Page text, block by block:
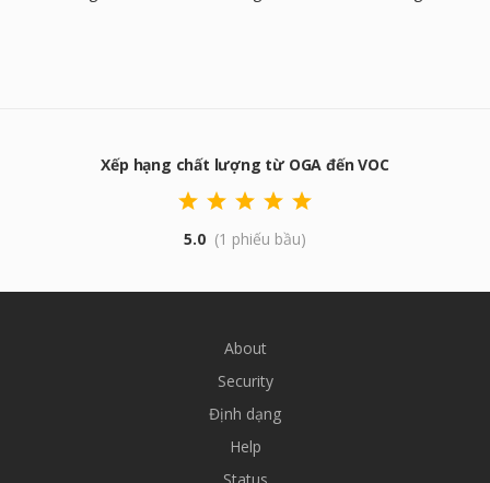
Xếp hạng chất lượng từ OGA đến VOC
5.0 (1 phiếu bầu)
About
Security
Định dạng
Help